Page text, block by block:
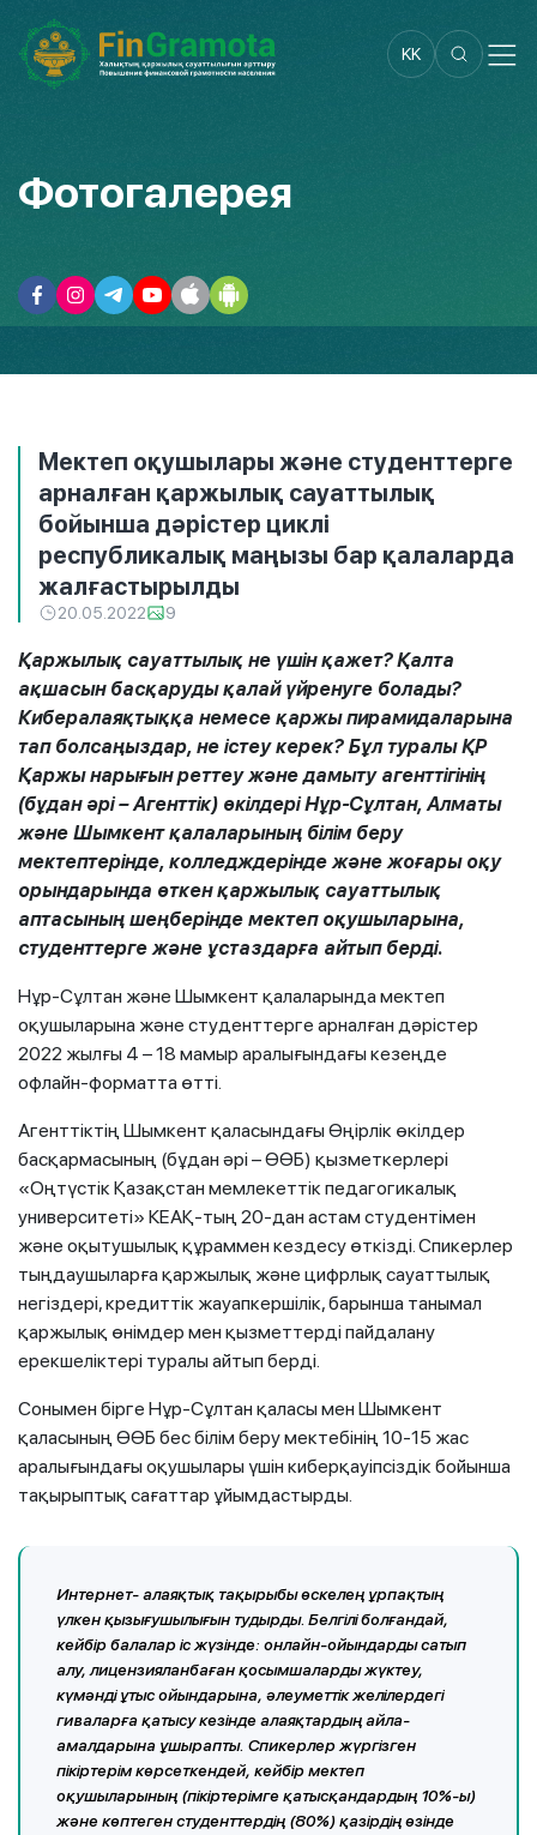
KK
Фотогалерея
Мектеп оқушылары және студенттерге
арналған қаржылық сауаттылық
бойынша дәрістер циклі
республикалық маңызы бар қалаларда
жалғастырылды
20.05.2022 9
Қаржылық сауаттылық не үшін қажет? Қалта
ақшасын басқаруды қалай үйренуге болады?
Кибералаяқтыққа немесе қаржы пирамидаларына
тап болсаңыздар, не істеу керек? Бұл туралы ҚР
Қаржы нарығын реттеу және дамыту агенттігінің
(бұдан әрі – Агенттік) өкілдері Нұр-Сұлтан, Алматы
және Шымкент қалаларының білім беру
мектептерінде, колледждерінде және жоғары оқу
орындарында өткен қаржылық сауаттылық
аптасының шеңберінде мектеп оқушыларына,
студенттерге және ұстаздарға айтып берді.
Нұр-Сұлтан және Шымкент қалаларында мектеп
оқушыларына және студенттерге арналған дәрістер
2022 жылғы 4 – 18 мамыр аралығындағы кезеңде
офлайн-форматта өтті.
Агенттіктің Шымкент қаласындағы Өңірлік өкілдер
басқармасының (бұдан әрі – ӨӨБ) қызметкерлері
«Оңтүстік Қазақстан мемлекеттік педагогикалық
университеті» КЕАҚ-тың 20-дан астам студентімен
және оқытушылық құраммен кездесу өткізді. Спикерлер
тыңдаушыларға қаржылық және цифрлық сауаттылық
негіздері, кредиттік жауапкершілік, барынша танымал
қаржылық өнімдер мен қызметтерді пайдалану
ерекшеліктері туралы айтып берді.
Сонымен бірге Нұр-Сұлтан қаласы мен Шымкент
қаласының ӨӨБ бес білім беру мектебінің 10-15 жас
аралығындағы оқушылары үшін киберқауіпсіздік бойынша
тақырыптық сағаттар ұйымдастырды.
Интернет- алаяқтық тақырыбы өскелең ұрпақтың
үлкен қызығушылығын тудырды. Белгілі болғандай,
кейбір балалар іс жүзінде: онлайн-ойындарды сатып
алу, лицензияланбаған қосымшаларды жүктеу,
күмәнді ұтыс ойындарына, әлеуметтік желілердегі
гиваларға қатысу кезінде алаяқтардың айла-
амалдарына ұшырапты. Спикерлер жүргізген
пікіртерім көрсеткендей, кейбір мектеп
оқушыларының (пікіртерімге қатысқандардың 10%-ы)
және көптеген студенттердің (80%) қазірдің өзінде